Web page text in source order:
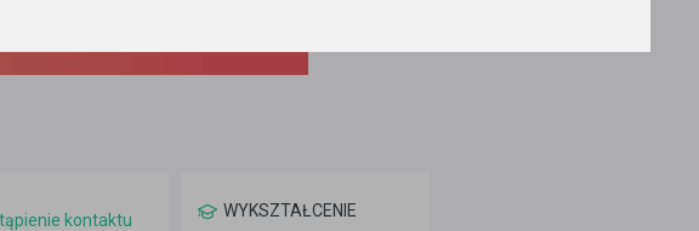
kontaktu WYKSZTAŁCENIE